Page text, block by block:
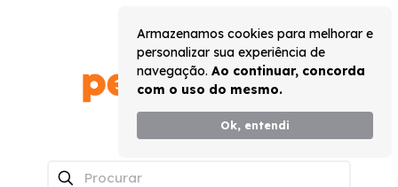
Armazenamos cookies para melhorar e
personalizar sua experiência de
navegação. Ao continuar, concorda
com o uso do mesmo.
Ok, entendi